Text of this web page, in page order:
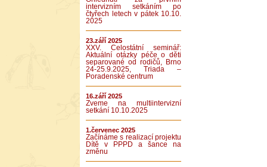
intervizním setkáním po
čtyřech letech v pátek 10.10.
2025
23.září 2025
XXV. Celostátní seminář:
Aktuální otázky péče o děti
separované od rodičů, Brno
24-25.9.2025, Triada –
Poradenské centrum
16.září 2025
Zveme na multiintervizní
setkání 10.10.2025
1.červenec 2025
Začínáme s realizací projektu
Dítě v PPPD a šance na
změnu